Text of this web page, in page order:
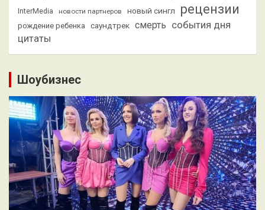
InterMedia
новости партнеров новый сингл рецензии
рождение ребенка саундтрек смерть события дня
цитаты
Шоубизнес